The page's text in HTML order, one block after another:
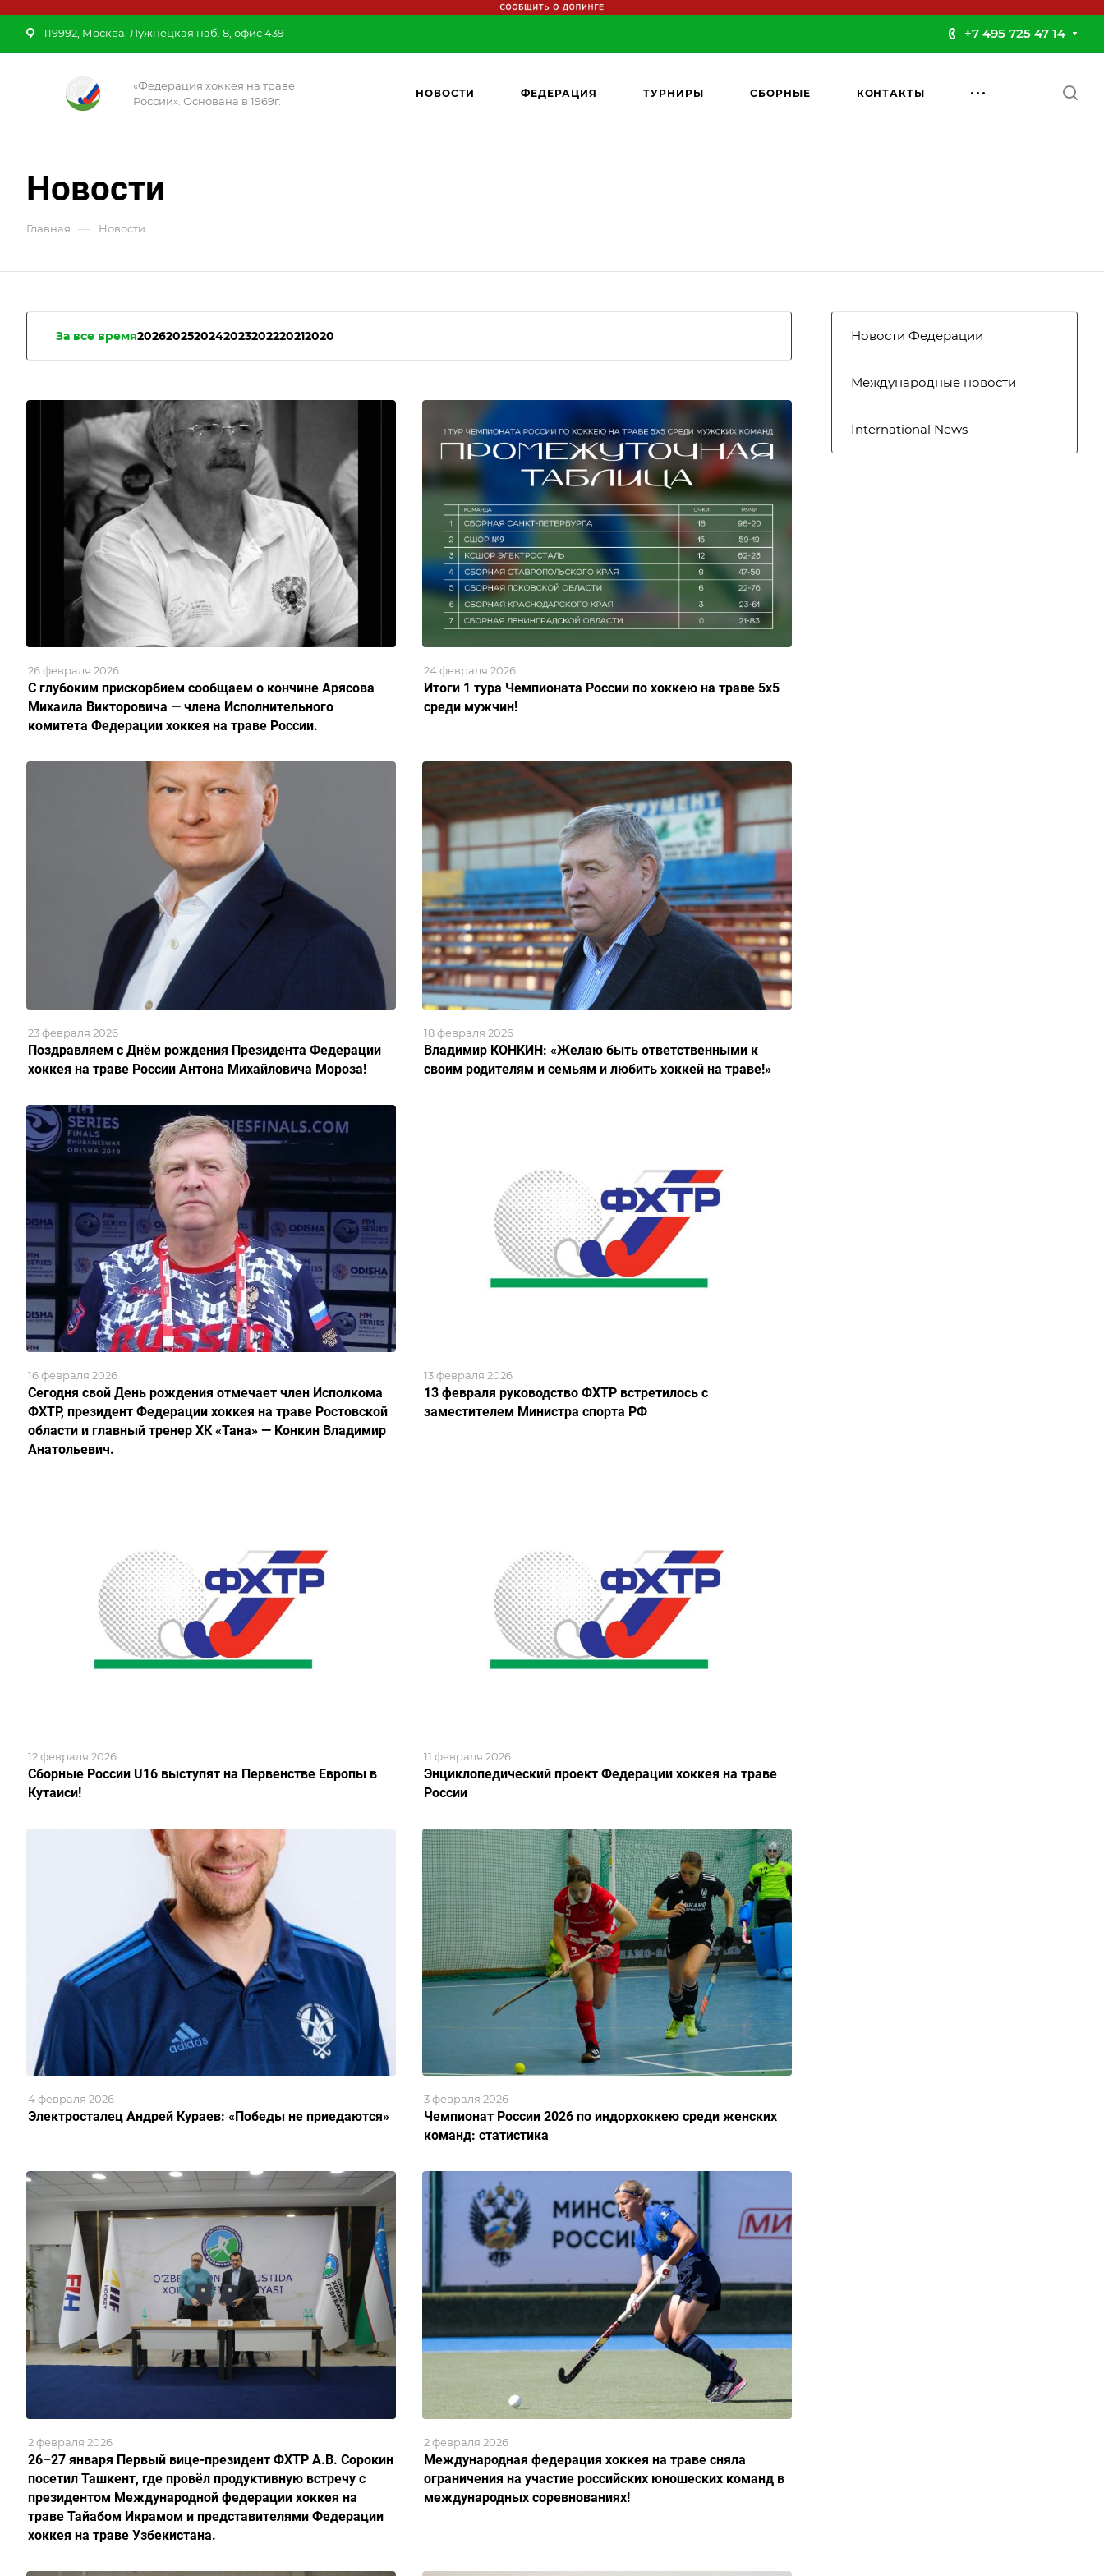
119992, Москва, Лужнецкая наб. 8, офис 439 +7 495 725 47 14
«Федерация хоккея на траве
России». Основана в 1969г.
НОВОСТИ ФЕДЕРАЦИЯ ТУРНИРЫ СБОРНЫЕ КОНТАКТЫ
Новости
Главная — Новости
За все время2026202520242023202220212020
С глубоким прискорбием сообщаем о кончине Арясова
Михаила Викторовича — члена Исполнительного
комитета Федерации хоккея на траве России.
26 февраля 2026
Итоги 1 тура Чемпионата России по хоккею на траве 5х5
среди мужчин!
24 февраля 2026
Поздравляем с Днём рождения Президента Федерации
хоккея на траве России Антона Михайловича Мороза!
23 февраля 2026
Владимир КОНКИН: «Желаю быть ответственными к
своим родителям и семьям и любить хоккей на траве!»
18 февраля 2026
Сегодня свой День рождения отмечает член Исполкома
ФХТР, президент Федерации хоккея на траве Ростовской
области и главный тренер ХК «Тана» — Конкин Владимир
Анатольевич.
16 февраля 2026
13 февраля руководство ФХТР встретилось с
заместителем Министра спорта РФ
13 февраля 2026
Сборные России U16 выступят на Первенстве Европы в
Кутаиси!
12 февраля 2026
Энциклопедический проект Федерации хоккея на траве
России
11 февраля 2026
Электросталец Андрей Кураев: «Победы не приедаются»
4 февраля 2026
Чемпионат России 2026 по индорхоккею среди женских
команд: статистика
3 февраля 2026
26–27 января Первый вице-президент ФХТР А.В. Сорокин
посетил Ташкент, где провёл продуктивную встречу с
президентом Международной федерации хоккея на
траве Тайабом Икрамом и представителями Федерации
хоккея на траве Узбекистана.
2 февраля 2026
Международная федерация хоккея на траве сняла
ограничения на участие российских юношеских команд в
международных соревнованиях!
2 февраля 2026
Новости Федерации
Международные новости
International News